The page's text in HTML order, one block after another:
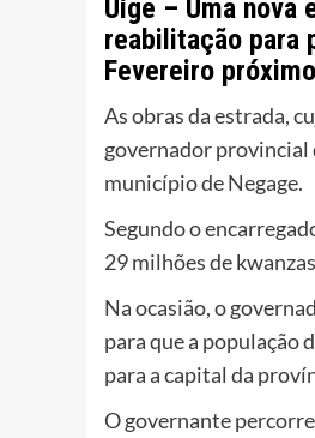
Uíge – Uma
reabilitação para
Fevereiro
As obras da estrada,
governador provincial
município de Negage.
Segundo o
29 milhões de
Na ocasião, o
para que a população
para a capital da
O governante